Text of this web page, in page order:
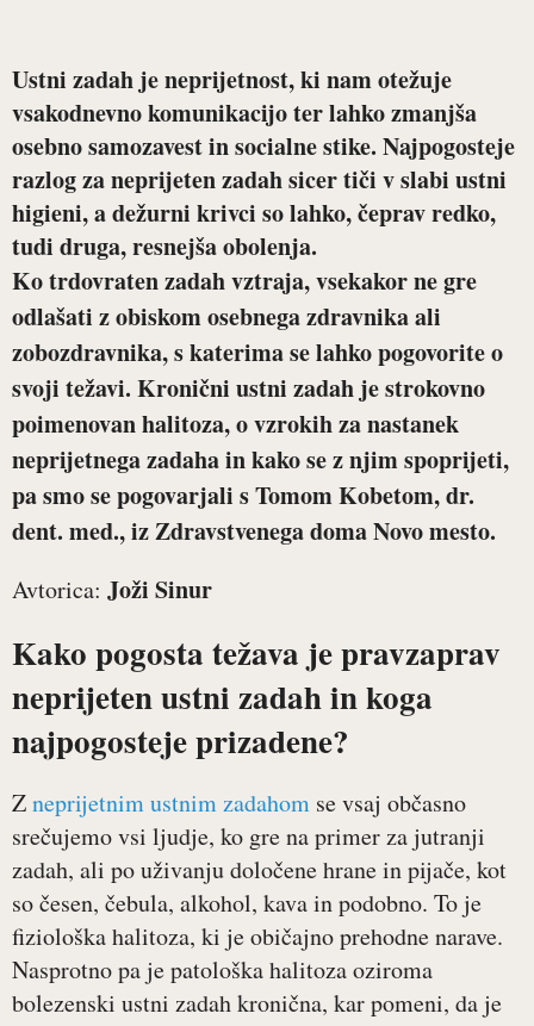
Ustni zadah je neprijetnost, ki nam otežuje
vsakodnevno komunikacijo ter lahko zmanjša
osebno samozavest in socialne stike. Najpogosteje
razlog za neprijeten zadah sicer tiči v slabi ustni
higieni, a dežurni krivci so lahko, čeprav redko,
tudi druga, resnejša obolenja.
Ko trdovraten zadah vztraja, vsekakor ne gre
odlašati z obiskom osebnega zdravnika ali
zobozdravnika, s katerima se lahko pogovorite o
svoji težavi. Kronični ustni zadah je strokovno
poimenovan halitoza, o vzrokih za nastanek
neprijetnega zadaha in kako se z njim spoprijeti,
pa smo se pogovarjali sTomom Kobetom, dr.
dent. med., iz Zdravstvenega doma Novo mesto.
Avtorica: Joži Sinur
Kako pogosta težava je pravzaprav
neprijeten ustni zadah in koga
najpogosteje prizadene?
Zneprijetnim ustnim zadahom se vsaj občasno
srečujemo vsi ljudje, ko gre na primer za jutranji
zadah, ali po uživanju določene hrane in pijače, kot
so česen, čebula, alkohol, kava in podobno. To je
fiziološka halitoza, ki je običajno prehodne narave.
Nasprotno pa je patološka halitoza oziroma
bolezenski ustni zadah kronična, kar pomeni, da je